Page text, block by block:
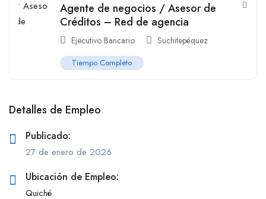
Agente de negocios / Asesor de
Créditos – Red de agencia
Ejecutivo Bancario Suchitepéquez
Tiempo Completo
Detalles de Empleo
Publicado:
27 de enero de 2026
Ubicación de Empleo:
Quiché